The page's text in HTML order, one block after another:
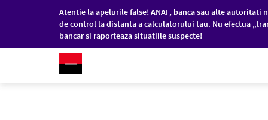
Atentie la apelurile false! ANAF, banca sau alte autoritati
de control la distanta a calculatorului tau. Nu efectua
bancar si raporteaza situatiile suspecte!
RO/EN PERSOANE FIZICE